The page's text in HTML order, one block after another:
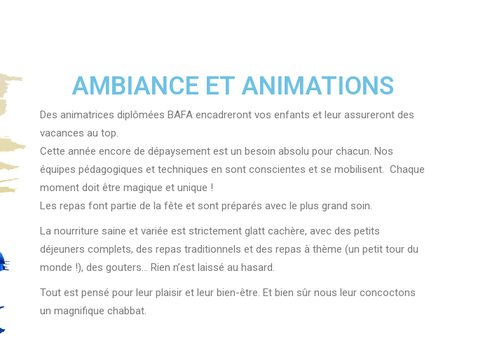
AMBIANCE ET ANIMATIONS
Des animatrices diplômées BAFA encadreront vos enfants et leur assureront des
vacances au top.
Cette année encore de dépaysement est un besoin absolu pour chacun. Nos
équipes pédagogiques et techniques en sont conscientes et se mobilisent. Chaque
moment doit être magique et unique !
Les repas font partie de la fête et sont préparés avec le plus grand soin.
La nourriture saine et variée est strictement glatt cachère, avec des petits
déjeuners complets, des repas traditionnels et des repas à thème (un petit tour du
monde !), des gouters… Rien n’est laissé au hasard.
Tout est pensé pour leur plaisir et leur bien-être. Et bien sûr nous leur concoctons
un magnifique chabbat.